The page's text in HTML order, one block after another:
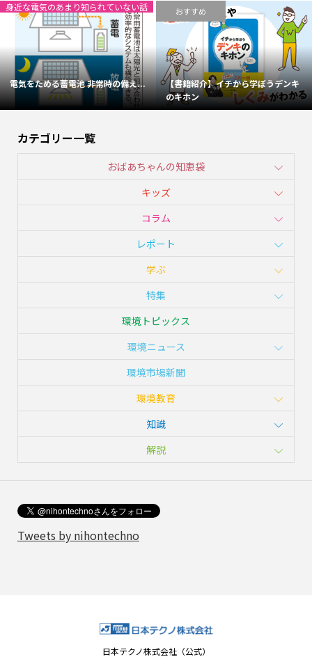
身近な電気のあまり知られていない話
電気をためる蓄電池 非常時の備え...
おすすめ
【書籍紹介】イチから学ぼうデンキ
のキホン
カテゴリー一覧
おばあちゃんの知恵袋
キッズ
コラム
レポート
学ぶ
特集
環境トピックス
環境ニュース
環境市場新聞
環境教育
知識
解説
Tweets by nihontechno
日本テクノ株式会社（公式）